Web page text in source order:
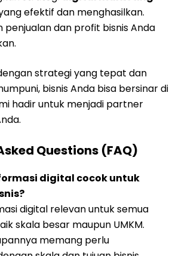
efektif dan menghasilkan.
penjualan dan profit bisnis Anda
strategi yang tepat dan
bisnis Anda bisa bersinar di
hadir untuk menjadi partner
Questions (FAQ)
digital cocok untuk
digital relevan untuk semua
skala besar maupun UMKM.
memang perlu